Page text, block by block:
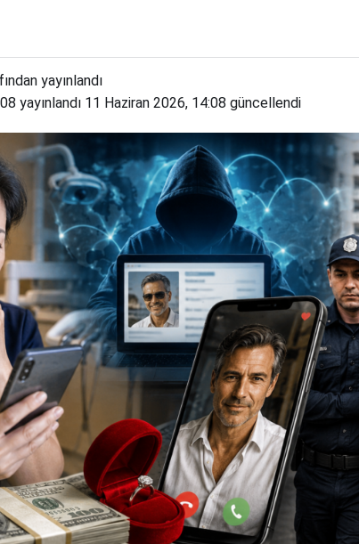
yayınlandı
yayınlandı 11 Haziran 2026, 14:08 güncellendi